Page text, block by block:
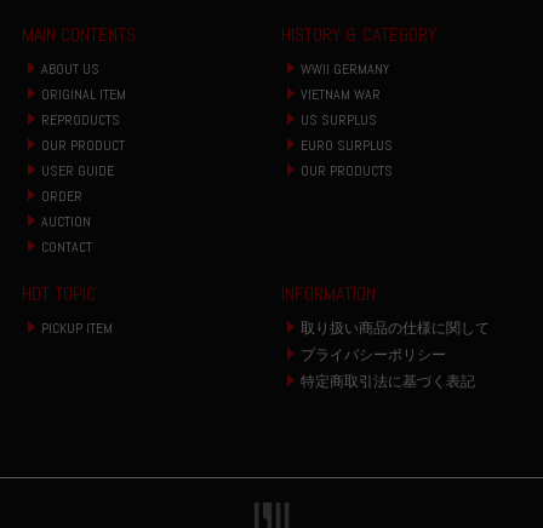
MAIN CONTENTS
ABOUT US
ORIGINAL ITEM
REPRODUCTS
OUR PRODUCT
USER GUIDE
ORDER
AUCTION
CONTACT
HISTORY & CATEGORY
WWII GERMANY
VIETNAM WAR
US SURPLUS
EURO SURPLUS
OUR PRODUCTS
HOT TOPIC
PICKUP ITEM
INFORMATION
取り扱い商品の仕様に関して
プライバシーポリシー
特定商取引法に基づく表記